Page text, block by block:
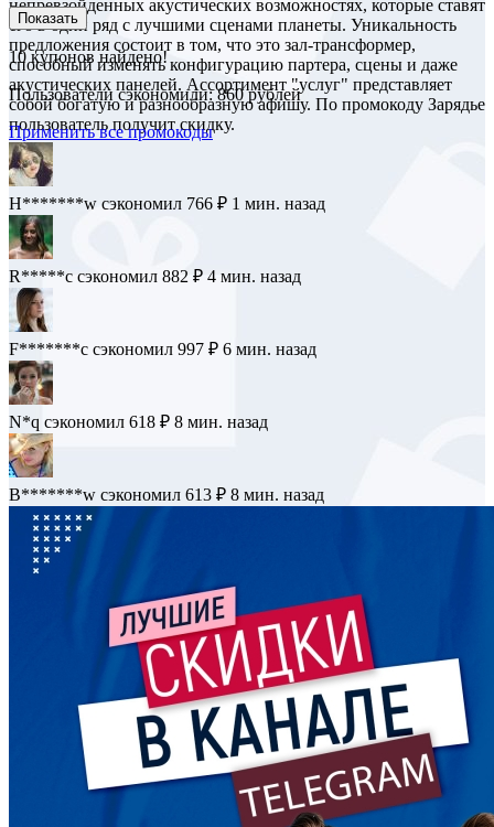
непревзойденных акустических возможностях, которые ставят
его в один ряд с лучшими сценами планеты. Уникальность
предложения состоит в том, что это зал-трансформер,
способный изменять конфигурацию партера, сцены и даже
акустических панелей. Ассортимент "услуг" представляет
собой богатую и разнообразную афишу. По промокоду Зарядье
пользователь получит скидку.
Показать
10купонов найдено!
Пользователи сэкономили: 860 рублей
Применить все промокоды
H*******w сэкономил 766 ₽ 1 мин. назад
R*****c сэкономил 882 ₽ 4 мин. назад
F*******c сэкономил 997 ₽ 6 мин. назад
N*q сэкономил 618 ₽ 8 мин. назад
B*******w сэкономил 613 ₽ 8 мин. назад